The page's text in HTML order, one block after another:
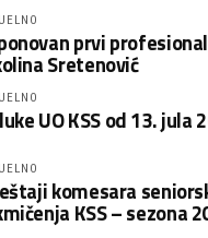
prvi
Sretenović
UO KSS od 13. jula
komesara
KSS – sezona